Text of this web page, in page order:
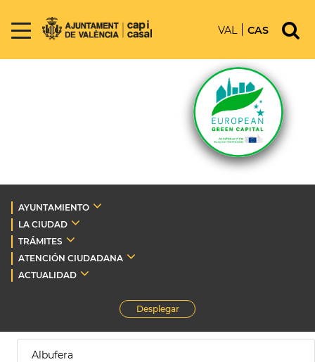
VAL CAS
AYUNTAMIENTO
LA CIUDAD
TRÁMITES
ATENCIÓN CIUDADANA
ACTUALIDAD
Desplegar
Albufera